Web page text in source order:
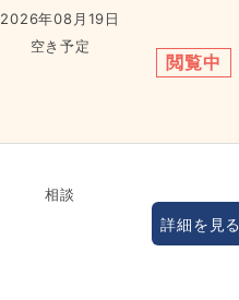
2026年08月19日
空き予定
閲覧中
相談
詳細を見る